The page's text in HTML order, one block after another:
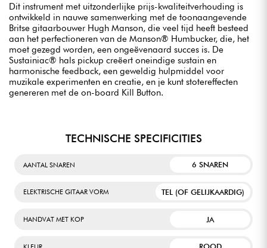
Dit instrument met uitzonderlijke prijs-kwaliteitverhouding is
ontwikkeld in nauwe samenwerking met de toonaangevende
Britse gitaarbouwer Hugh Manson, die veel tijd heeft besteed
aan het perfectioneren van de Manson® Humbucker, die, het
moet gezegd worden, een ongeëvenaard succes is. De
Sustainiac® hals pickup creëert oneindige sustain en
harmonische feedback, een geweldig hulpmiddel voor
muzikale experimenten en creatie, en je kunt stotereffecten
genereren met de on-board Kill Button.
TECHNISCHE SPECIFICITIES
AANTAL SNAREN 6 SNAREN
ELEKTRISCHE GITAAR VORM TEL (OF GELIJKAARDIG)
HANDVAT MET KOP JA